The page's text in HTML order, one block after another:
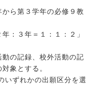
ら第３学年の必修９教
：３年＝１：１：２」
の記録、校外活動の記
象とする。
いずれかの出願区分を選